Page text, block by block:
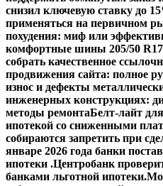
снизил ключевую ставку до
применяться на первичном
похудения: миф или
комфортные шины 205/50 R17
собрать качественное
продвижения сайта: полное
износ и дефекты
инженерных конструкциях:
методы ремонтаБелт-лайт
ипотекой со сниженными
собираются запретить при
январе 2026 года банки
ипотеки .Центробанк
банками льготной ипотеки.